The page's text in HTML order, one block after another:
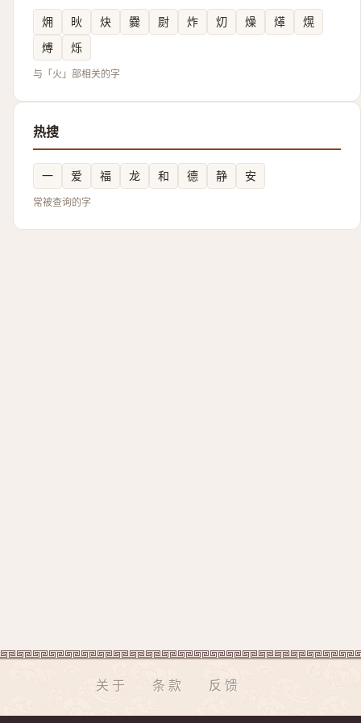
㶲 炚 炔 爨 㷉 炸 灱 燥 㷹
熀
煿
烁
与「火」部相关的字
热搜
一 爱 福 龙 和 德 静 安
常被查询的字
关于 条款 反馈